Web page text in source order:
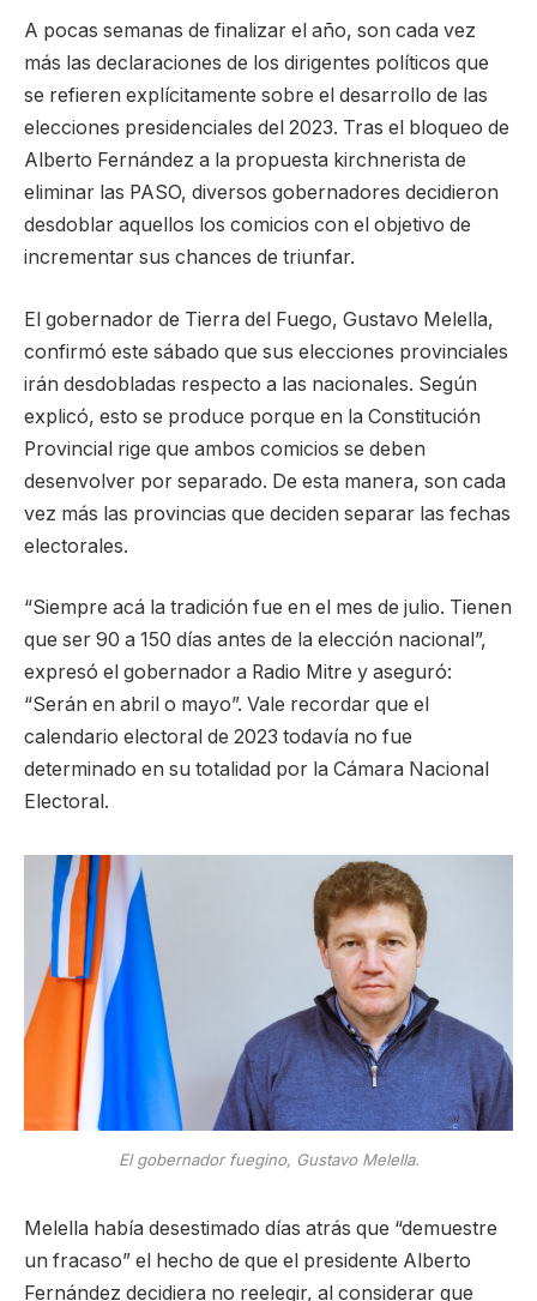
A pocas semanas de finalizar el año, son cada vez
más las declaraciones de los dirigentes políticos que
se refieren explícitamente sobre el desarrollo de las
elecciones presidenciales del 2023. Tras el bloqueo de
Alberto Fernández a la propuesta kirchnerista de
eliminar las PASO, diversos gobernadores decidieron
desdoblar aquellos los comicios con el objetivo de
incrementar sus chances de triunfar.
El gobernador de Tierra del Fuego, Gustavo Melella,
confirmó este sábado que sus elecciones provinciales
irán desdobladas respecto a las nacionales. Según
explicó, esto se produce porque en la Constitución
Provincial rige que ambos comicios se deben
desenvolver por separado. De esta manera, son cada
vez más las provincias que deciden separar las fechas
electorales.
“Siempre acá la tradición fue en el mes de julio. Tienen
que ser 90 a 150 días antes de la elección nacional”,
expresó el gobernador a Radio Mitre y aseguró:
“Serán en abril o mayo”. Vale recordar que el
calendario electoral de 2023 todavía no fue
determinado en su totalidad por la Cámara Nacional
Electoral.
El gobernador fuegino, Gustavo Melella.
Melella había desestimado días atrás que “demuestre
un fracaso” el hecho de que el presidente Alberto
Fernández decidiera no reelegir, al considerar que